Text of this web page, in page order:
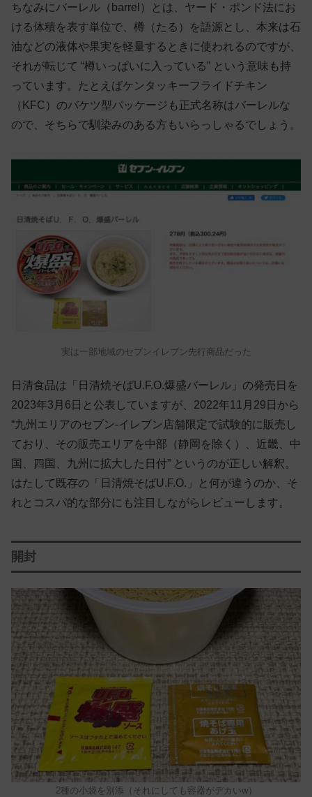
ちなみにバーレル（barrel）とは、ヤード・ポンド法にお
ける体積を表す単位で、樽（たる）を語源とし、本来は石
油などの液体や果実を軽量するときに使われるのですが、
それが転じて “樽いっぱいに入っている” という意味も持
っています。たとえばケンタッキーフライドチキン
（KFC）のバケツ型パッケージも正式名称はバーレルな
ので、そちらで馴染みのある方もいらっしゃるでしょう。
実は一部地域のセブンイレブン先行商品だった
日清食品は「日清焼そばU.F.O.爆盛バーレル」の発売日を
2023年3月6日と公表していますが、2022年11月29日から
“九州エリアのセブン-イレブン店舗限定で試験的に販売し
ており、その販売エリアを中部（静岡を除く）、近畿、中
国、四国、九州に拡大した日付” というのが正しい解釈。
はたして既存の「日清焼そばU.F.O.」と何が違うのか、そ
れとコスパ的な部分にも注目しながらレビューします。
開封
2種の小袋を別添（それにしても容器がデカいw）